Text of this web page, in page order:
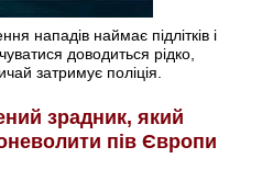
нападів наймає підлітків і
доводиться рідко,
затримує поліція.
зрадник, який
пів Європи